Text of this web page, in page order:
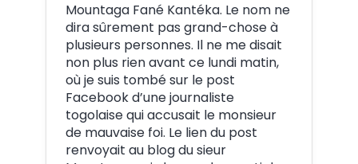
Mountaga Fané Kantéka. Le nom ne
dira sûrement pas grand-chose à
plusieurs personnes. Il ne me disait
non plus rien avant ce lundi matin,
où je suis tombé sur le post
Facebook d’une journaliste
togolaise qui accusait le monsieur
de mauvaise foi. Le lien du post
renvoyait au blog du sieur